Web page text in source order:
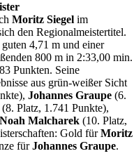
Moritz Siegel im
den Regionalmeistertitel.
4,71 m und einer
800 m in 2:33,00 min.
Punkten. Seine
aus grün-weißer Sicht
Johannes Graupe (6.
(8. Platz, 1.741 Punkte),
Noah Malcharek (10. Platz,
Gold fürMoritz
fürJohannes Graupe.